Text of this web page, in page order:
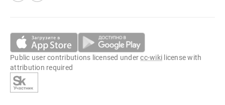
Public user contributions licensed undercc-wiki license with
attribution required